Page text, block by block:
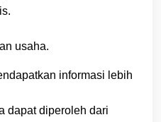
usaha.
informasi lebih
dapat diperoleh dari